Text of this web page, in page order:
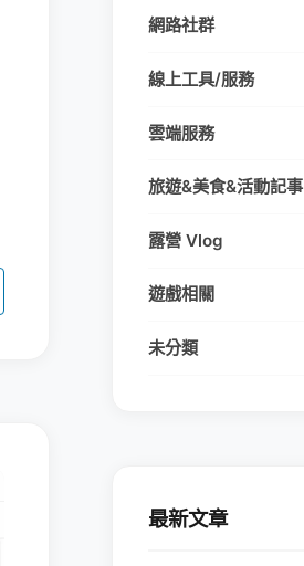
網路社群
線上工具/服務
雲端服務
旅遊&美食&活動記事
露營 Vlog
遊戲相關
未分類
最新文章